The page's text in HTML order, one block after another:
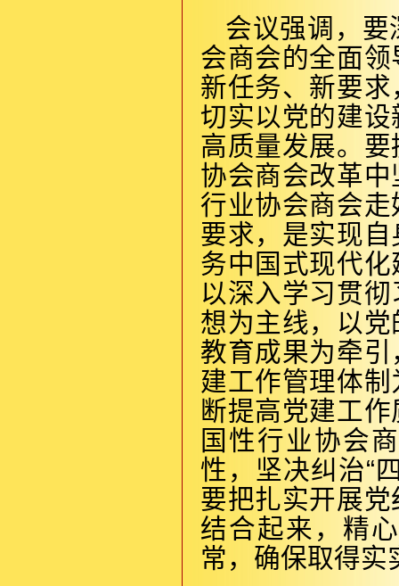
会议强调，
会商会的全面
新任务、新要
切实以党的建
高质量发展。
协会商会改革
行业协会商会
要求，是实现
务中国式现代
以深入学习贯
想为主线，以
教育成果为牵
建工作管理体
断提高党建工
国性行业协会
性，坚决纠治“
要把扎实开展
结合起来，精
常，确保取得实